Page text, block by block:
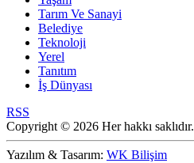
Tarım Ve Sanayi
Belediye
Teknoloji
Yerel
Tanıtım
İş Dünyası
RSS
Copyright © 2026 Her hakkı saklıdır.
Yazılım & Tasarım: WK Bilişim